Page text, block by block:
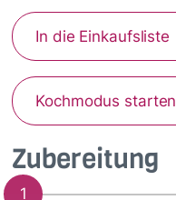
Zubereitung
1
In die Einkaufsliste
Kochmodus starten